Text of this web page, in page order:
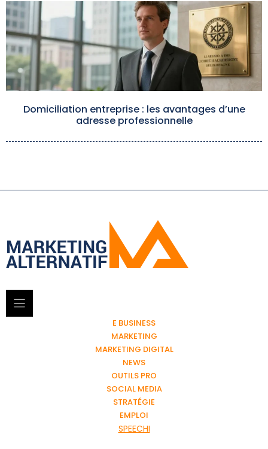
Domiciliation entreprise : les avantages d’une
adresse professionnelle
E BUSINESS
MARKETING
MARKETING DIGITAL
NEWS
OUTILS PRO
SOCIAL MEDIA
STRATÉGIE
EMPLOI
SPEECHI